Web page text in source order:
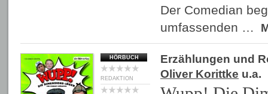
Der Comedian
umfassenden …
HÖRBUCH
REDAKTION
Erzählungen und
Oliver Korittke u.a.